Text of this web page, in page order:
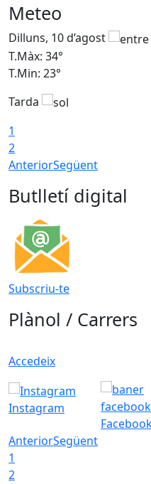
Meteo
Dilluns, 10 d’agost
T.Màx: 34°
T.Min: 23°
Tarda
1
2
AnteriorSegüent
Butlletí digital
Subscriu-te
Plànol / Carrers
Accedeix
Instagram
AnteriorSegüent
1
2